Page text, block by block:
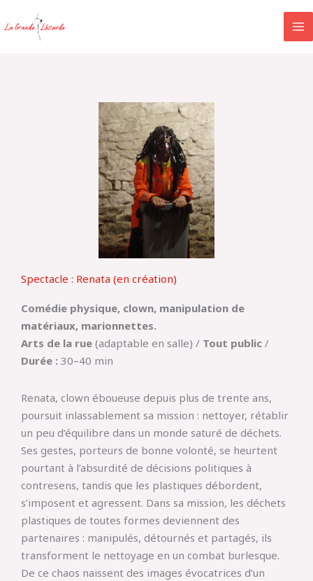
au
Spectacle : Renata (en création)
Comédie physique, clown, manipulation de
matériaux, marionnettes.
Arts de la rue (adaptable en salle) / Tout public /
Durée : 30–40 min
Renata, clown éboueuse depuis plus de trente ans,
poursuit inlassablement sa mission : nettoyer, rétablir
un peu d’équilibre dans un monde saturé de déchets.
Ses gestes, porteurs de bonne volonté, se heurtent
pourtant à l’absurdité de décisions politiques à
contresens, tandis que les plastiques débordent,
s’imposent et agressent. Dans sa mission, les déchets
plastiques de toutes formes deviennent des
partenaires : manipulés, détournés et partagés, ils
transforment le nettoyage en un combat burlesque.
De ce chaos naissent des images évocatrices d’un